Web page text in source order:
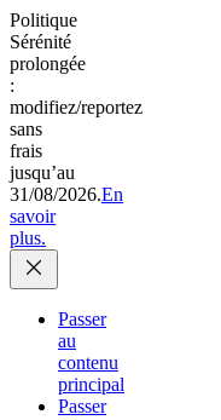
Politique
Sérénité
prolongée
:
modifiez/reportez
sans
frais
jusqu’au
31/08/2026.En
savoir
plus.
Passer
au
contenu
principal
Passer